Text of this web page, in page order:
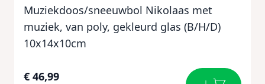
Muziekdoos/sneeuwbol Nikolaas met
muziek, van poly, gekleurd glas (B/H/D)
10x14x10cm
€ 46,99